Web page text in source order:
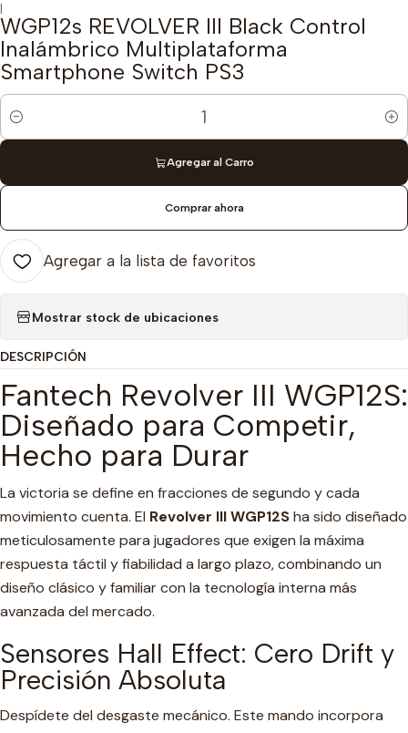
|
WGP12s REVOLVER III Black Control
Inalámbrico Multiplataforma
Smartphone Switch PS3
Cantidad
Agregar al Carro
Comprar ahora
Agregar a la lista de favoritos
Mostrar stock de ubicaciones
DESCRIPCIÓN
Fantech Revolver III WGP12S:
Diseñado para Competir,
Hecho para Durar
La victoria se define en fracciones de segundo y cada
movimiento cuenta. El Revolver III WGP12Sha sido diseñado
meticulosamente para jugadores que exigen la máxima
respuesta táctil y fiabilidad a largo plazo, combinando un
diseño clásico y familiar con la tecnología interna más
avanzada del mercado.
Sensores Hall Effect: Cero Drift y
Precisión Absoluta
Despídete del desgaste mecánico. Este mando incorpora